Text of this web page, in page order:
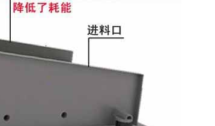
供时），必须给予防护，以免遭受直接强烈光照，
度变化或机械性损坏。 无论使用何种包装材料，
平支座或枕木上，避免直接接触地面。对于短期存
覆盖设备；对于长期存放，则要更结实耐用的材料
内。 为便于运输和现场安装，在运输或安装振动
电机，或请厂家**技术人员进行现场指导。 检查
否完全紧固。 检查筛板固定螺栓的紧固性，并进